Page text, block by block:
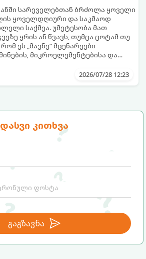
დასვი კითხვა
გაგზავნა
სარეველებთან ბრძოლა ყოველი
ყოველდღიური და საკმაოდ
საქმეა. უმეტესობა მათ
ყრის ან წვავს, თუმცა ცოტამ თუ
ეს „მავნე“ მცენარეები
მიკროელემენტებისა და
სუფთა და საოცრად
სარეველების
მეთოდს:
2026/07/28 12:23